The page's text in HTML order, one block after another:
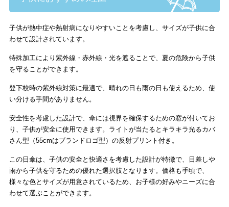
子供が熱中症や熱射病になりやすいことを考慮し、サイズが子供に合
わせて設計されています。
特殊加工により紫外線・赤外線・光を遮ることで、夏の危険から子供
を守ることができます。
登下校時の紫外線対策に最適で、晴れの日も雨の日も使えるため、使
い分ける手間がありません。
安全性を考慮した設計で、傘には視界を確保するための窓が付いてお
り、子供が安全に使用できます。 ライトが当たるとキラキラ光るカバ
さん型（55cmはブランドロゴ型）の反射プリント付き。
この日傘は、子供の安全と快適さを考慮した設計が特徴で、日差しや
雨から子供を守るための優れた選択肢となります。価格も手頃で、
様々な色とサイズが用意されているため、お子様の好みやニーズに合
わせて選ぶことができます。